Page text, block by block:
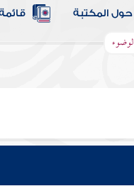
حول المكتبة